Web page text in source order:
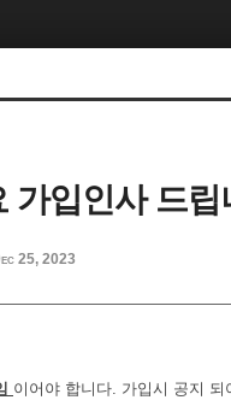
가입인사 드립
25, 2023
이어야 합니다. 가입시 공지 되